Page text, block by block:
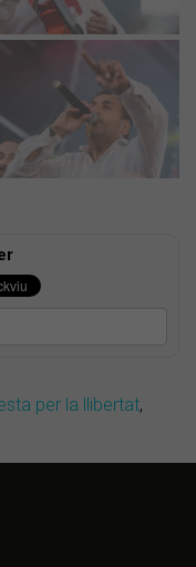
per la llibertat,